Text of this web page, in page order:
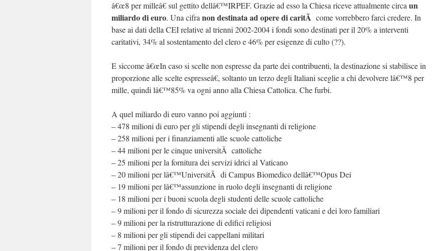
â€œ8 per milleâ€ sul gettito dellâ€™IRPEF. Grazie ad esso la Chiesa riceve attualmente circa un
miliardo di euro. Una cifra non destinata ad opere di caritÃ come vorrebbero farci credere. In
base ai dati della CEI relative al trienni 2002-2004 i fondi sono destinati per il 20% a interventi
caritativi, 34% al sostentamento del clero e 46% per esigenze di culto (??).
E siccome â€œIn caso si scelte non espresse da parte dei contribuenti, la destinazione si stabilisce in
proporzione alle scelte espresseâ€, soltanto un terzo degli Italiani sceglie a chi devolvere lâ€™8 per
mille, quindi lâ€™85% va ogni anno alla Chiesa Cattolica. Che furbi.
A quel miliardo di euro vanno poi aggiunti :
– 478 milioni di euro per gli stipendi degli insegnanti di religione
– 258 milioni per i finanziamenti alle scuole cattoliche
– 44 milioni per le cinque universitÃ cattoliche
– 25 milioni per la fornitura dei servizi idrici al Vaticano
– 20 milioni per lâ€™UniversitÃ di Campus Biomedico dellâ€™Opus Dei
– 19 milioni per lâ€™assunzione in ruolo degli insegnanti di religione
– 18 milioni per i buoni scuola degli studenti delle scuole cattoliche
– 9 milioni per il fondo di sicurezza sociale dei dipendenti vaticani e dei loro familiari
– 9 milioni per la ristrutturazione di edifici religiosi
– 8 milioni per gli stipendi dei cappellani militari
– 7 milioni per il fondo di previdenza del clero